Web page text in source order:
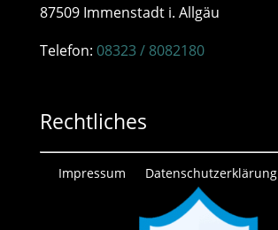
87509 Immenstadt i. Allgäu
Telefon: 08323 / 8082180
Rechtliches
Impressum Datenschutzerklärung